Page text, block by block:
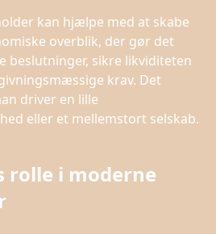
kan hjælpe med at skabe
overblik, der gør det
sikre likviditeten
krav. Det
driver en lille
eller et mellemstort selskab.
rolle i moderne